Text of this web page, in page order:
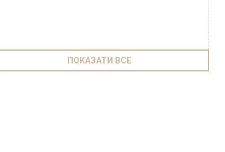
ПОКАЗАТИ ВСЕ